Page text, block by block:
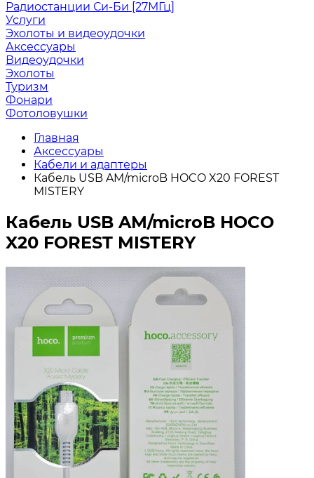
Радиостанции Си-Би [27МГц]
Услуги
Эхолоты и видеоудочки
Аксессуары
Видеоудочки
Эхолоты
Туризм
Фонари
Фотоловушки
Главная
Аксессуары
Кабели и адаптеры
Кабель USB AM/microB HOCO X20 FOREST
MISTERY
Кабель USB AM/microB HOCO
X20 FOREST MISTERY